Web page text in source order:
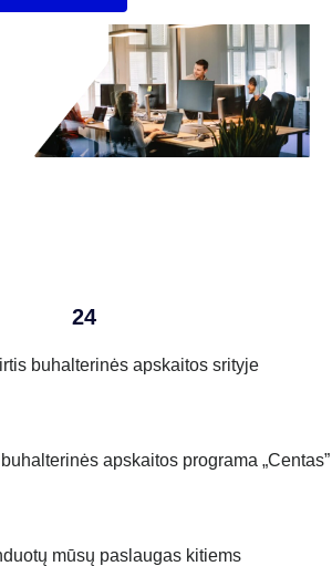
24
buhalterinės apskaitos srityje
apskaitos programa „Centas”
mūsų paslaugas kitiems